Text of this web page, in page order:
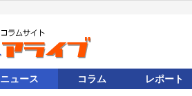
ニュース コラム レポート